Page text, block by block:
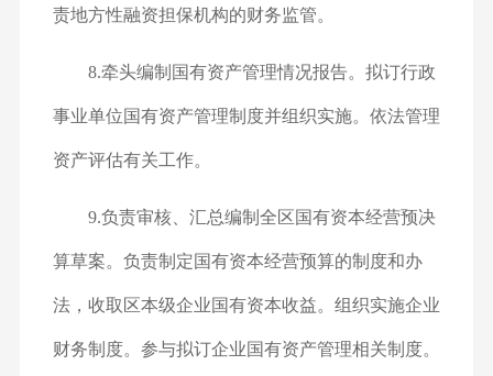
责地方性融资担保机构的财务监管。
8.牵头编制国有资产管理情况报告。拟订行政
事业单位国有资产管理制度并组织实施。依法管理
资产评估有关工作。
9.负责审核、汇总编制全区国有资本经营预决
算草案。负责制定国有资本经营预算的制度和办
法，收取区本级企业国有资本收益。组织实施企业
财务制度。参与拟订企业国有资产管理相关制度。